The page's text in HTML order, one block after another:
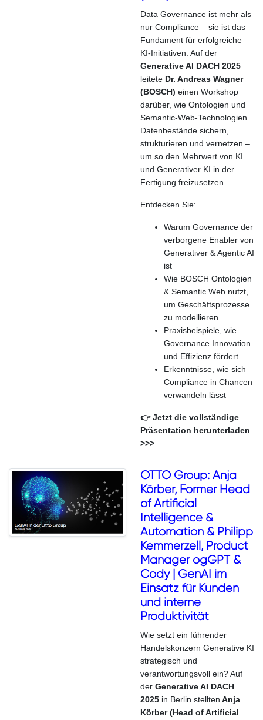
Data Governance ist mehr als
nur Compliance – sie ist das
Fundament für erfolgreiche
KI-Initiativen. Auf der
Generative AI DACH 2025
leitete Dr. Andreas Wagner
(BOSCH) einen Workshop
darüber, wie Ontologien und
Semantic-Web-Technologien
Datenbestände sichern,
strukturieren und vernetzen –
um so den Mehrwert von KI
und Generativer KI in der
Fertigung freizusetzen.
Entdecken Sie:
Warum Governance der
verborgene Enabler von
Generativer & Agentic AI
ist
Wie BOSCH Ontologien
& Semantic Web nutzt,
um Geschäftsprozesse
zu modellieren
Praxisbeispiele, wie
Governance Innovation
und Effizienz fördert
Erkenntnisse, wie sich
Compliance in Chancen
verwandeln lässt
👉 Jetzt die vollständige
Präsentation herunterladen
>>>
OTTO Group: Anja
Körber, Former Head
of Artificial
Intelligence &
Automation & Philipp
Kemmerzell, Product
Manager ogGPT &
Cody | GenAI im
Einsatz für Kunden
und interne
Produktivität
Wie setzt ein führender
Handelskonzern Generative KI
strategisch und
verantwortungsvoll ein? Auf
der Generative AI DACH
2025 in Berlin stellten Anja
Körber (Head of Artificial